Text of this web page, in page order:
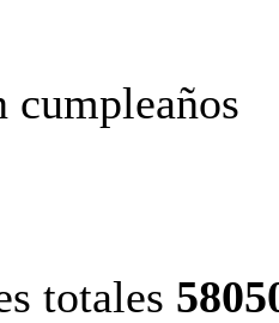
cumpleaños
totales